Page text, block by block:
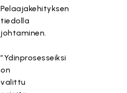
Pelaajakehityksen
tiedolla
johtaminen.
”Ydinprosesseiksi
on
valittu